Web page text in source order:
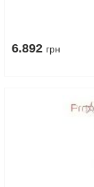
6.892 грн